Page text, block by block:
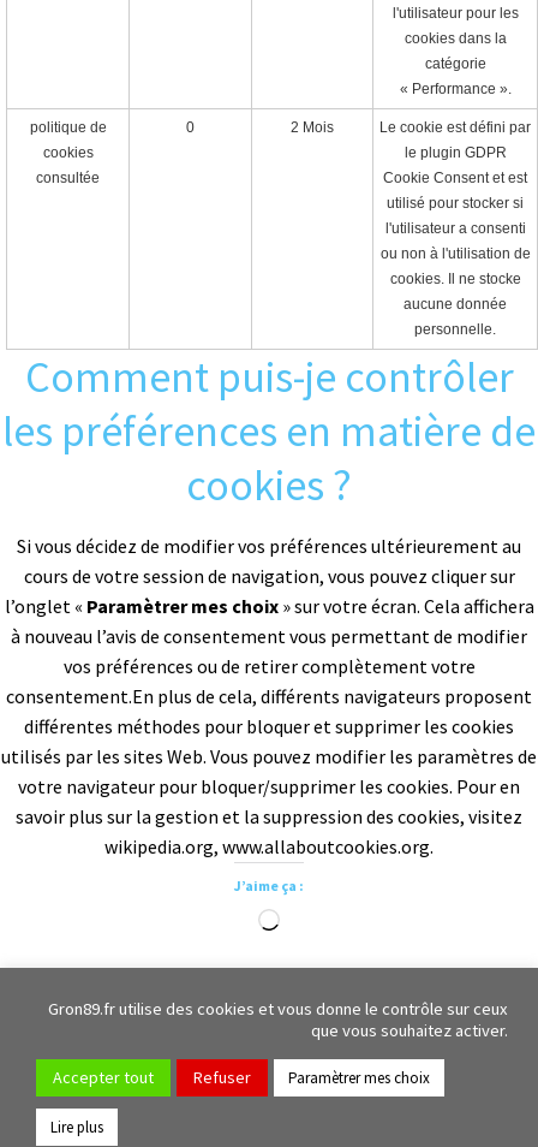
l'utilisateur pour les
cookies dans la
catégorie
« Performance ».
politique de
cookies
consultée
0 2 Mois
Le cookie est défini par
le plugin GDPR
Cookie Consent et est
utilisé pour stocker si
l'utilisateur a consenti
ou non à l'utilisation de
cookies. Il ne stocke
aucune donnée
personnelle.
Comment puis-je contrôler
les préférences en matière de
cookies ?
Si vous décidez de modifier vos préférences ultérieurement au
cours de votre session de navigation, vous pouvez cliquer sur
l’onglet « Paramètrer mes choix» sur votre écran. Cela affichera
à nouveau l’avis de consentement vous permettant de modifier
vos préférences ou de retirer complètement votre
consentement.En plus de cela, différents navigateurs proposent
différentes méthodes pour bloquer et supprimer les cookies
utilisés par les sites Web. Vous pouvez modifier les paramètres de
votre navigateur pour bloquer/supprimer les cookies. Pour en
savoir plus sur la gestion et la suppression des cookies, visitez
wikipedia.org, www.allaboutcookies.org.
J’aime ça :
Chargement…
1 Place de l'église, 89100, Gron
03.86.65.48.43
Contacter la Mairie
Gron89 Evènementiel
© 2026 gron89.fr est la propriété de Mairie de Gron.
Gron89.fr utilise des cookies et vous donne le contrôle sur ceux
que vous souhaitez activer.
Accepter tout Refuser Paramètrer mes choix
Lire plus